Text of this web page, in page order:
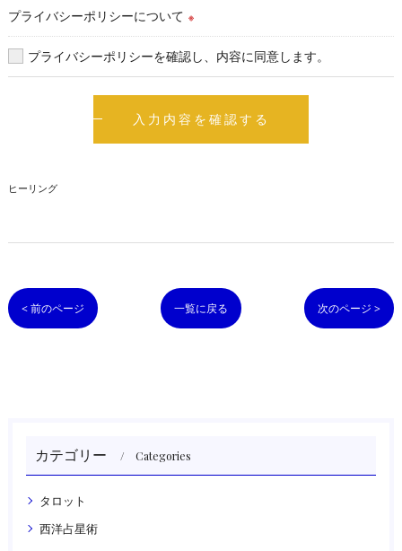
プライバシーポリシーについて ※
プライバシーポリシーを確認し、内容に同意します。
ヒーリング
< 前のページ 一覧に戻る 次のページ >
カテゴリー Categories
タロット
西洋占星術